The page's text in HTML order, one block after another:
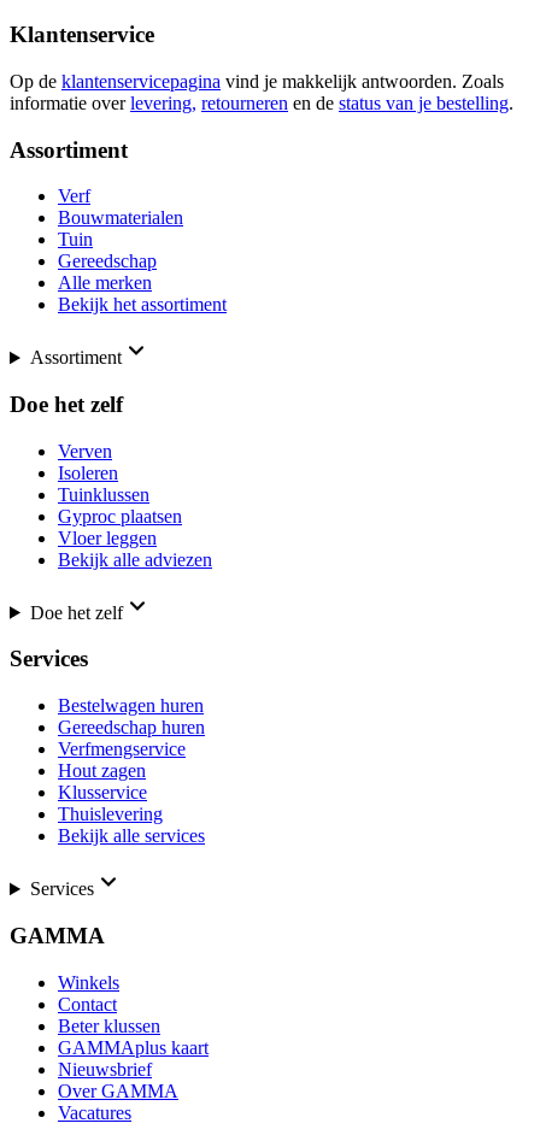
Klantenservice
Op de klantenservicepagina vind je makkelijk antwoorden. Zoals
informatie over levering, retourneren en de status van je bestelling.
Assortiment
Verf
Bouwmaterialen
Tuin
Gereedschap
Alle merken
Bekijk het assortiment
Assortiment
Doe het zelf
Verven
Isoleren
Tuinklussen
Gyproc plaatsen
Vloer leggen
Bekijk alle adviezen
Doe het zelf
Services
Bestelwagen huren
Gereedschap huren
Verfmengservice
Hout zagen
Klusservice
Thuislevering
Bekijk alle services
Services
GAMMA
Winkels
Contact
Beter klussen
GAMMAplus kaart
Nieuwsbrief
Over GAMMA
Vacatures